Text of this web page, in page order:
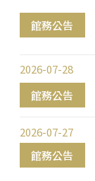
館務公告
館務公告
2026-07-28
館務公告
2026-07-27